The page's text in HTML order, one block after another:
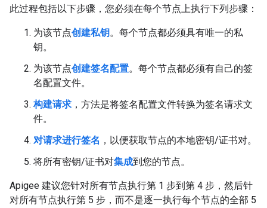
此过程包括以下步骤，您必须在每个节点上执行下列步骤：
为该节点创建私钥。每个节点都必须具有唯一的私
钥。
为该节点创建签名配置。每个节点都必须有自己的签
名配置文件。
构建请求 ，方法是将签名配置文件转换为签名请求文
件。
对请求进行签名 ，以便获取节点的本地密钥/证书对。
将所有密钥/证书对集成到您的节点。
Apigee 建议您针对所有节点执行第 1 步到第 4 步，然后针
对所有节点执行第 5 步，而不是逐一执行每个节点的全部 5